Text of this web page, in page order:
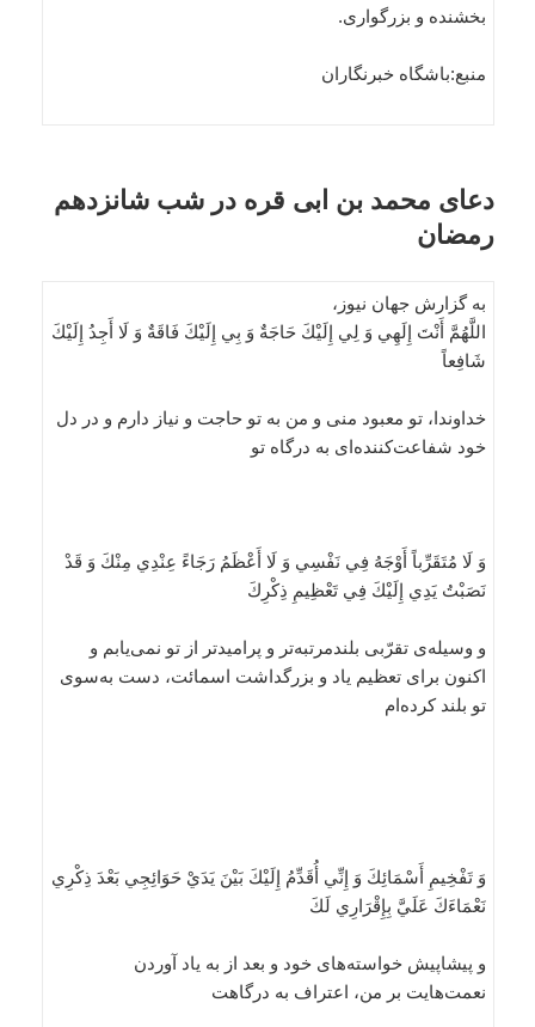
بخشنده و بزرگوارى.
منبع:باشگاه خبرنگاران
دعای محمد بن ابی قره در شب شانزدهم
رمضان
به گزارش جهان نیوز،
اللَّهُمَّ أَنْتَ إِلَهِي وَ لِي إِلَيْكَ حَاجَةٌ وَ بِي إِلَيْكَ فَاقَةٌ وَ لَا أَجِدُ إِلَيْكَ
شَافِعاً
خداوندا، تو معبود منى و من به تو حاجت و نياز دارم و در دل
خود شفاعت‌كننده‌اى به درگاه تو
وَ لَا مُتَقَرِّباً أَوْجَهُ فِي نَفْسِي وَ لَا أَعْظَمُ رَجَاءً عِنْدِي مِنْكَ وَ قَدْ
نَصَبْتُ يَدِي إِلَيْكَ فِي تَعْظِيمِ ذِكْرِكَ
و وسيله‌ى تقرّبى بلندمرتبه‌تر و پراميدتر از تو نمى‌يابم و
اكنون براى تعظيم ياد و بزرگداشت اسمائت، دست به‌سوى
تو بلند كرده‌ام
وَ تَفْخِيمِ أَسْمَائِكَ وَ إِنِّي أُقَدِّمُ إِلَيْكَ بَيْنَ يَدَيْ حَوَائِجِي بَعْدَ ذِكْرِي
نَعْمَاءَكَ عَلَيَّ بِإِقْرَارِي لَكَ
و پيشاپيش خواسته‌هاى خود و بعد از به ياد آوردن
نعمت‌هايت بر من، اعتراف به درگاهت